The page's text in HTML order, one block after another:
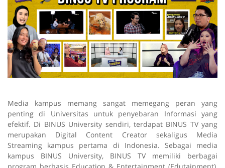
Media kampus memang sangat memegang peran yang
penting di Universitas untuk penyebaran Informasi yang
efektif. Di BINUS University sendiri, terdapat BINUS TV yang
merupakan Digital Content Creatorsekaligus Media
Streaming kampus pertama di Indonesia. Sebagai media
kampus BINUS University, BINUS TV memiliki berbagai